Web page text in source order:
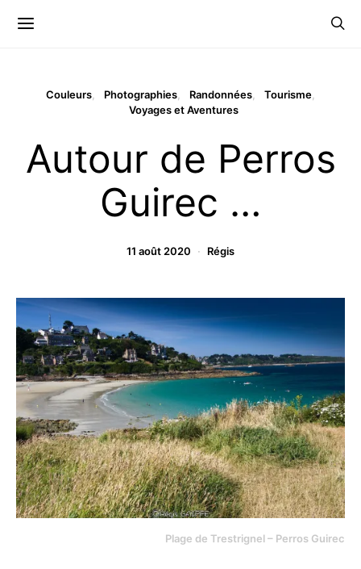
Couleurs Photographies Randonnées
Tourisme
Voyages et Aventures
Autour de Perros
Guirec …
11 août 2020 Régis
Plage de Trestrignel – Perros Guirec